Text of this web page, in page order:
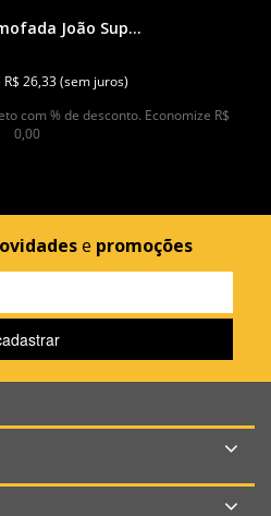
João Sup...
26,33 (sem juros)
com % de desconto. Economize R$
0,00
e promoções